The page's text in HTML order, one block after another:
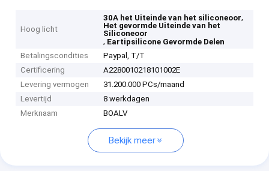
Hoog licht
30A het Uiteinde van het siliconeoor,
Het gevormde Uiteinde van het
Siliconeoor
, Eartipsilicone Gevormde Delen
Betalingscondities
Paypal, T/T
Certificering
A2280010218101002E
Levering vermogen
31.200.000 PCs/maand
Levertijd
8 werkdagen
Merknaam
BOALV
Bekijk meer